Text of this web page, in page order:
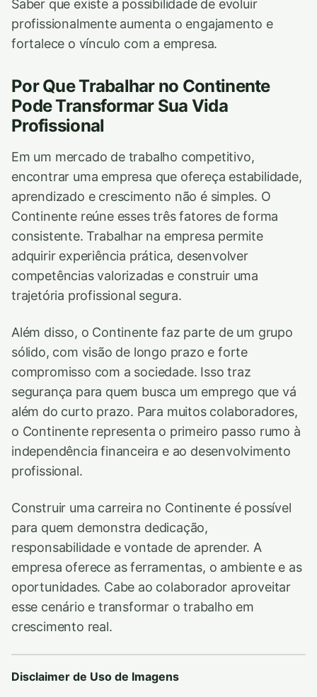
Saber que existe a possibilidade de evoluir
profissionalmente aumenta o engajamento e
fortalece o vínculo com a empresa.
Por Que Trabalhar no Continente
Pode Transformar Sua Vida
Profissional
Em um mercado de trabalho competitivo,
encontrar uma empresa que ofereça estabilidade,
aprendizado e crescimento não é simples. O
Continente reúne esses três fatores de forma
consistente. Trabalhar na empresa permite
adquirir experiência prática, desenvolver
competências valorizadas e construir uma
trajetória profissional segura.
Além disso, o Continente faz parte de um grupo
sólido, com visão de longo prazo e forte
compromisso com a sociedade. Isso traz
segurança para quem busca um emprego que vá
além do curto prazo. Para muitos colaboradores,
o Continente representa o primeiro passo rumo à
independência financeira e ao desenvolvimento
profissional.
Construir uma carreira no Continente é possível
para quem demonstra dedicação,
responsabilidade e vontade de aprender. A
empresa oferece as ferramentas, o ambiente e as
oportunidades. Cabe ao colaborador aproveitar
esse cenário e transformar o trabalho em
crescimento real.
Disclaimer de Uso de Imagens